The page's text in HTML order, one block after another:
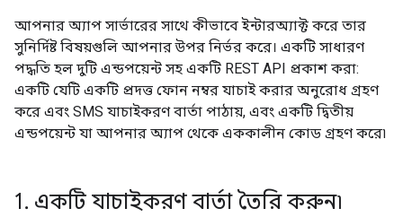
আপনার অ্যাপ সার্ভারের সাথে কীভাবে ইন্টারঅ্যাক্ট করে তার
সুনির্দিষ্ট বিষয়গুলি আপনার উপর নির্ভর করে। একটি সাধারণ
পদ্ধতি হল দুটি এন্ডপয়েন্ট সহ একটি REST API প্রকাশ করা:
একটি যেটি একটি প্রদত্ত ফোন নম্বর যাচাই করার অনুরোধ গ্রহণ
করে এবং SMS যাচাইকরণ বার্তা পাঠায়, এবং একটি দ্বিতীয়
এন্ডপয়েন্ট যা আপনার অ্যাপ থেকে এককালীন কোড গ্রহণ করে৷
1. একটি যাচাইকরণ বার্তা তৈরি করুন৷